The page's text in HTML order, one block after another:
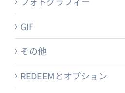
GIF
その他
REDEEMとオプション